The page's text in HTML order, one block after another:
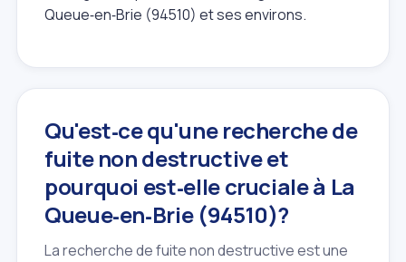
Queue‑en‑Brie (94510) et ses environs.
Qu'est‑ce qu'une recherche de
fuite non destructive et
pourquoi est‑elle cruciale à La
Queue‑en‑Brie (94510)?
La recherche de fuite non destructive est une